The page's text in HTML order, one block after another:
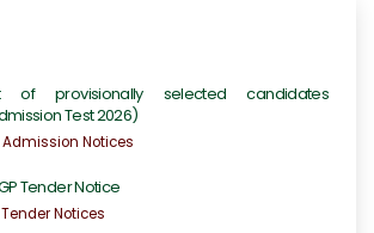
of provisionally selected candidates
Test 2026)
Admission Notices
Tender Notice
Tender Notices